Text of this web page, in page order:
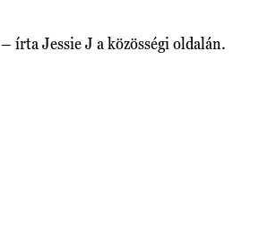
– írta Jessie J a közösségi oldalán.